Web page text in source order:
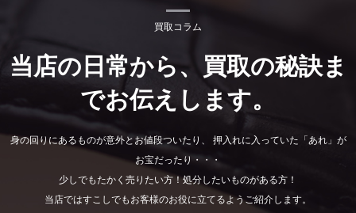
買取コラム
当店の日常から、買取の秘訣ま
でお伝えします。
身の回りにあるものが意外とお値段ついたり、 押入れに入っていた「あれ」が
お宝だったり・・・
少しでもたかく売りたい方！処分したいものがある方！
当店ではすこしでもお客様のお役に立てるようご紹介します。